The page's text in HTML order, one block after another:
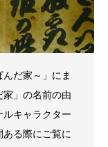
だ家～」にま
」の名前の由
キャラクター
ある際にご覧に